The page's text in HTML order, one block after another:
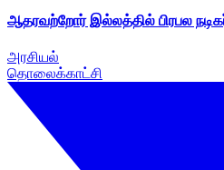
ஆதரவற்றோர் இல்லத்தில் பிரபல
அரசியல்
தொலைக்காட்சி